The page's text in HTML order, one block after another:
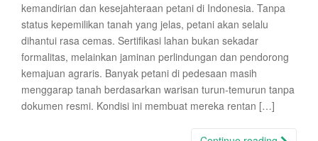
kemandirian dan kesejahteraan petani di Indonesia. Tanpa
status kepemilikan tanah yang jelas, petani akan selalu
dihantui rasa cemas. Sertifikasi lahan bukan sekadar
formalitas, melainkan jaminan perlindungan dan pendorong
kemajuan agraris. Banyak petani di pedesaan masih
menggarap tanah berdasarkan warisan turun-temurun tanpa
dokumen resmi. Kondisi ini membuat mereka rentan […]